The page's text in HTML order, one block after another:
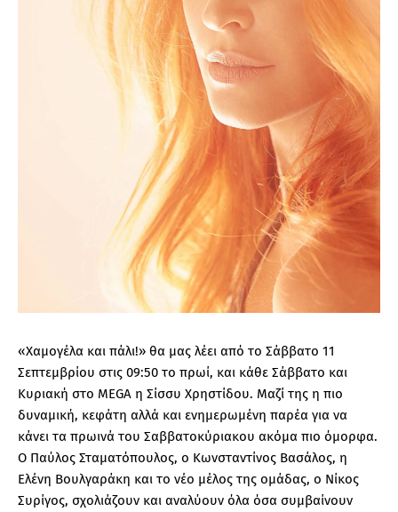
«Χαμογέλα και πάλι!» θα μας λέει από το Σάββατο 11
Σεπτεμβρίου στις 09:50 το πρωί, και κάθε Σάββατο και
Κυριακή στο MEGA η Σίσσυ Χρηστίδου. Μαζί της η πιο
δυναμική, κεφάτη αλλά και ενημερωμένη παρέα για να
κάνει τα πρωινά του Σαββατοκύριακου ακόμα πιο όμορφα.
Ο Παύλος Σταματόπουλος, ο Κωνσταντίνος Βασάλος, η
Ελένη Βουλγαράκη και το νέο μέλος της ομάδας, ο Νίκος
Συρίγος, σχολιάζουν και αναλύουν όλα όσα συμβαίνουν